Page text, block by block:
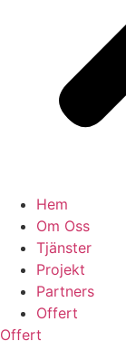
Hem
Om Oss
Tjänster
Projekt
Partners
Offert
Offert